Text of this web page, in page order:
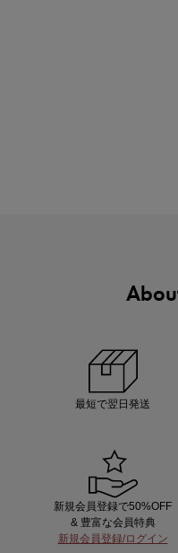
最短で翌日発送
新規会員登録で50%OFF
& 豊富な会員特典
新規会員登録/ログイン